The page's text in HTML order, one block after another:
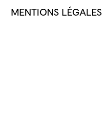
MENTIONS LÉGALES